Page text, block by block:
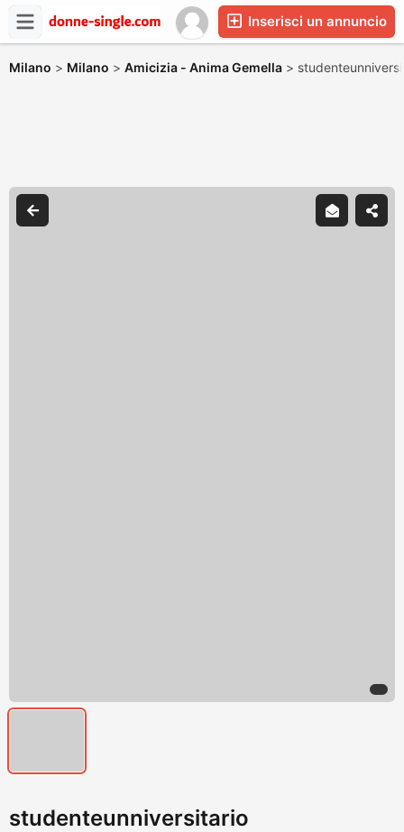
Inserisci un annuncio
Milano > Milano > Amicizia - Anima Gemella >
studenteunniversitario